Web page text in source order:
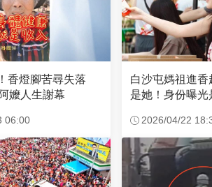
香燈腳苦尋失落
嬤人生謝幕
06:00
白沙屯媽祖進
是她！身份曝
2026/04/22